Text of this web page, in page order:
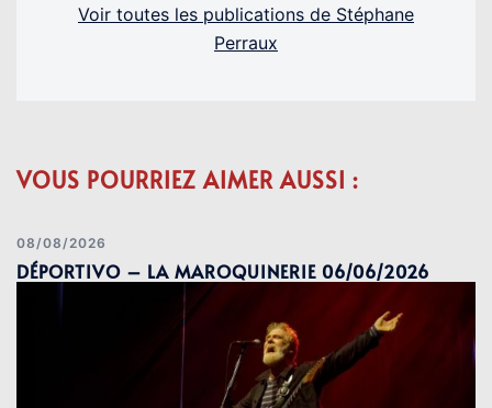
Voir toutes les publications de Stéphane
Perraux
VOUS POURRIEZ AIMER AUSSI :
08/08/2026
DÉPORTIVO – LA MAROQUINERIE 06/06/2026